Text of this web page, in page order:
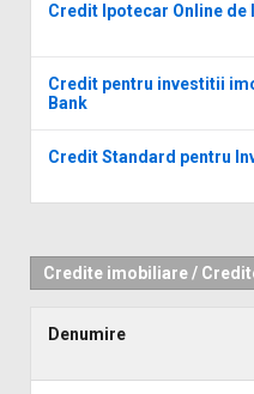
Credit Ipotecar Online de
Credit pentru investitii
Bank
Credit Standard pentru
Credite imobiliare/
Denumire